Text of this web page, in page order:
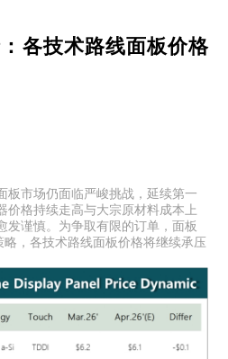
各技术路线面板价格
板市场仍面临严峻挑战，延续第一
价格持续走高与大宗原材料成本上
发谨慎。为争取有限的订单，面板
略，各技术路线面板价格将继续承压